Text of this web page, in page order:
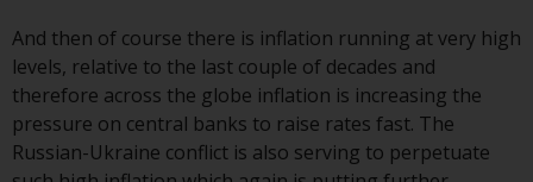
nicht im Zusammenhang mit
einer Anlageentscheidung
herangezogen werden. Diese
Website bietet keine spezifische
Anlageberatung und
And then of course there is inflation running at very high
levels, relative to the last couple of decades and
therefore across the globe inflation is increasing the
pressure on central banks to raise rates fast. The
Russian-Ukraine conflict is also serving to perpetuate